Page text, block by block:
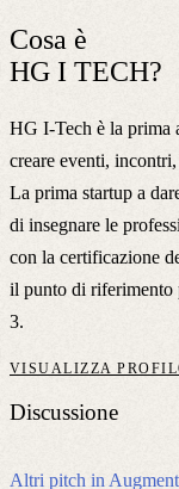
Cosa è
HG I TECH?
HG I-Tech è la prima
creare eventi,
La prima startup a
di insegnare le
con la certificazione
il punto di riferimento
3.
VISUALIZZA
Discussione
Altri pitch in